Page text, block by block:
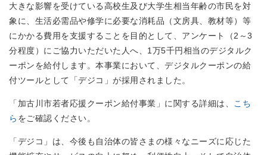
大きな影響を受けている高校生及び大学生相当年齢の市民を対
象に、生活必需品や修学に必要な消耗品（文房具、教材等）等
にかかる費用を支援することを目的として、アンケート（2～3
分程度）にご協力いただいた人へ、1万5千円相当のデジタルク
ーポンを給付します。本事業において、デジタルクーポンの給
付ツールとして「デジコ」が採用されました。
「加古川市若者応援クーポン給付事業」に関する詳細は、
こち
ら をご確認ください。
「デジコ」は、今後も自治体の皆さまの様々なニーズに応じた